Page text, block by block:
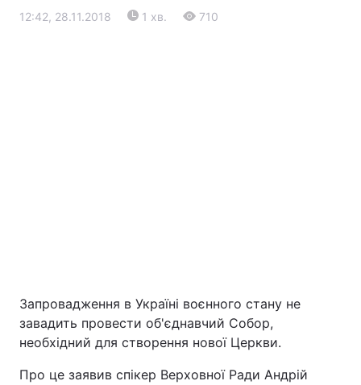
Київ Львів
Харків
12:42, 28.11.2018 1 хв. 710
Запровадження в Україні воєнного стану не
завадить провести об'єднавчий Собор,
необхідний для створення нової Церкви.
Про це заявив спікер Верховної Ради Андрій